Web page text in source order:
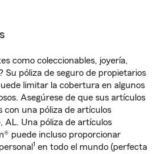
como coleccionables, joyería,
Su póliza de seguro de propietarios
limitar la cobertura en algunos
Asegúrese de que sus artículos
con una póliza de artículos
AL. Una póliza de artículos
puede incluso proporcionar
1 en todo el mundo (perfecta